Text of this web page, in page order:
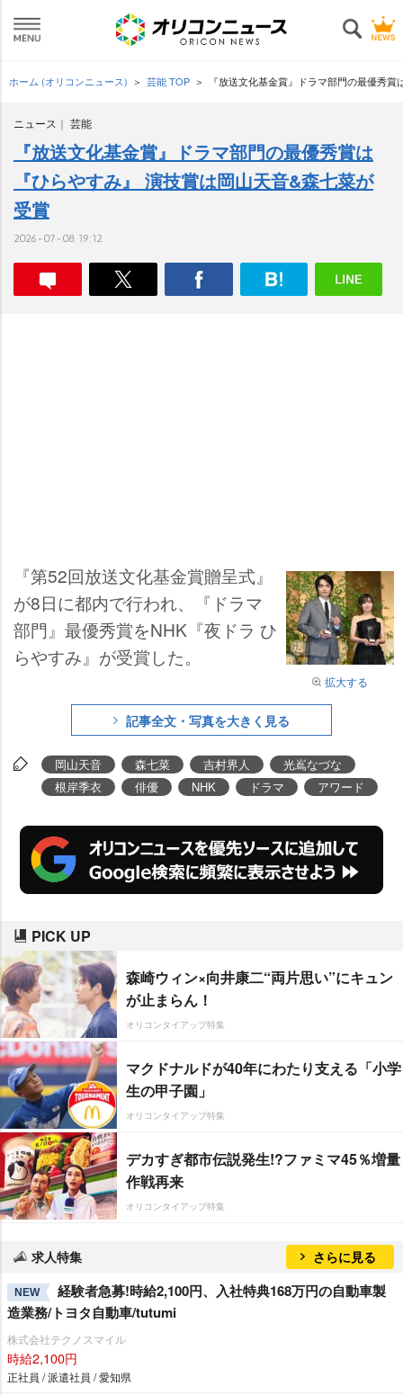
ホーム (オリコンニュース) 芸能 TOP 『放送文化基金賞』ドラマ部門の最優秀
ニュース 芸能
『放送文化基金賞』ドラマ部門の最優秀賞は
『ひらやすみ』 演技賞は岡山天音&森七菜が
受賞
2026-07-08 19:12
拡大する
『第52回放送文化基金賞贈呈式』
が8日に都内で行われ、『ドラマ
部門』最優秀賞をNHK『夜ドラ ひ
らやすみ』が受賞した。
記事全文・写真を大きく見る
岡山天音 森七菜 吉村界人
光嶌なづな
根岸季衣
俳優 NHK ドラマ アワード
PICK UP
森崎ウィン×向井康二“両片思い”にキュン
が止まらん！
オリコンタイアップ特集
マクドナルドが40年にわたり支える「小学
生の甲子園」
オリコンタイアップ特集
デカすぎ都市伝説発生!?ファミマ45％増量
作戦再来
オリコンタイアップ特集
求人特集 さらに見る
NEW
経験者急募!時給2,100円、入社特典168万円の自動車製
造業務/トヨタ自動車/tutumi
株式会社テクノスマイル
時給2,100円
正社員 / 派遣社員 / 愛知県